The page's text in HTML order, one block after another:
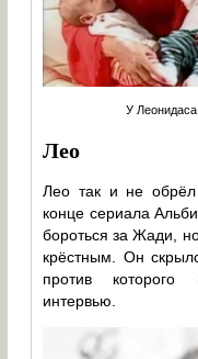
У
Лео
Лео так и не обрёл
конце сериала
бороться за Жади,
крёстным. Он
против которого
интервью.